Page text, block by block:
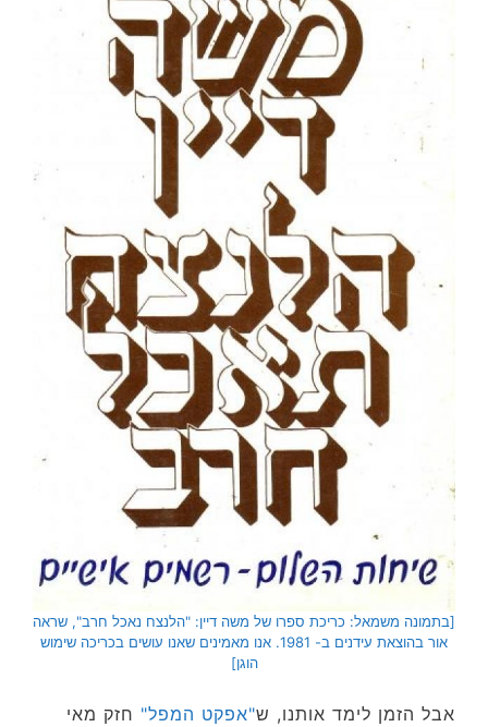
[בתמונה משמאל: כריכת ספרו של משה דיין: "הלנצח נאכל חרב", שראה
אור בהוצאת עידנים ב- 1981. אנו מאמינים שאנו עושים בכריכה שימוש
הוגן]
אבל הזמן לימד אותנו, ש"אפקט המפל" חזק מאי